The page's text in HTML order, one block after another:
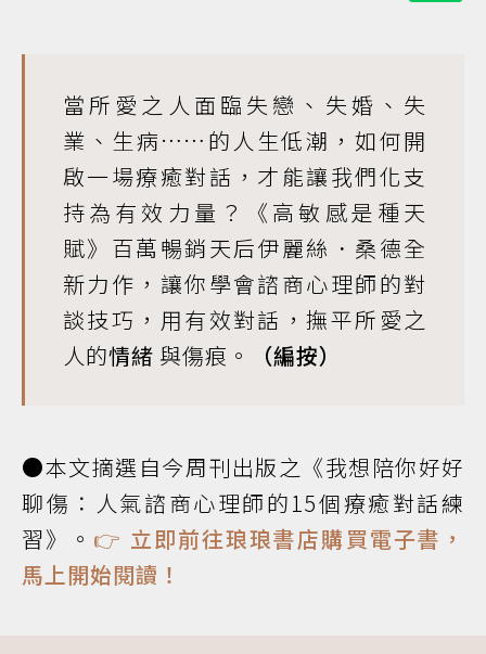
當所愛之人面臨失戀、失婚、失
業、生病……的人生低潮，如何開
啟一場療癒對話，才能讓我們化支
持為有效力量？
《高敏感是種天
賦》 百萬暢銷天后伊麗絲．桑德全
新力作，讓你學會諮商心理師的對
談技巧，用有效對話，撫平所愛之
人的情緒 與傷痕。 （編按）
●本文摘選自今周刊出版之《我想陪你好好
聊傷：人氣諮商心理師的15個療癒對話練
習》。 👉 立即前往琅琅書店購買電子書，
馬上開始閱讀！